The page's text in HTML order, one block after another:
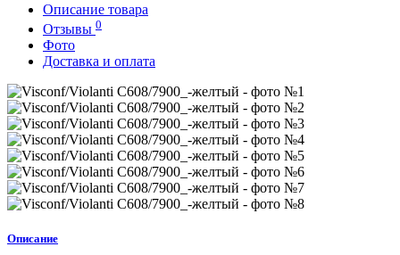
Описание товара
Отзывы 0
Фото
Доставка и оплата
Описание